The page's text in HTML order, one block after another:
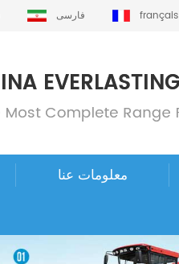
فارسی français
معلومات عنا